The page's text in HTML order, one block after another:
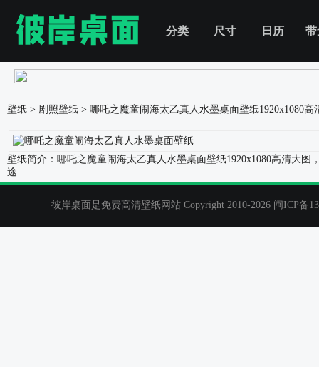
分类 尺寸 日历 带
壁纸 > 剧照壁纸 > 哪吒之魔童闹海太乙真人水墨桌面壁纸1920x1080
壁纸简介：哪吒之魔童闹海太乙真人水墨桌面壁纸1920x1080高清大
途
彼岸桌面是免费高清壁纸网站 Copyright 2010-2026 闽ICP备